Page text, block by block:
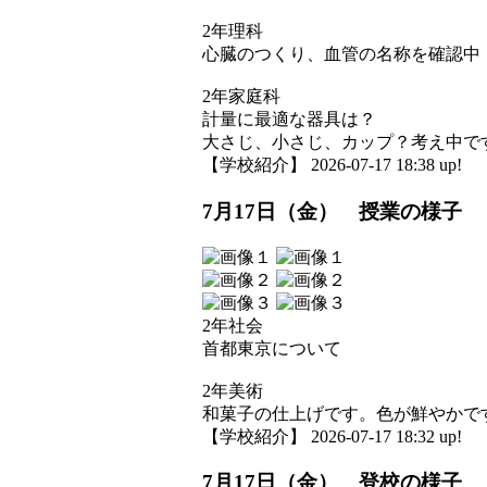
2年理科
心臓のつくり、血管の名称を確認中
2年家庭科
計量に最適な器具は？
大さじ、小さじ、カップ？考え中で
【学校紹介】 2026-07-17 18:38 up!
7月17日（金） 授業の様子
2年社会
首都東京について
2年美術
和菓子の仕上げです。色が鮮やかで
【学校紹介】 2026-07-17 18:32 up!